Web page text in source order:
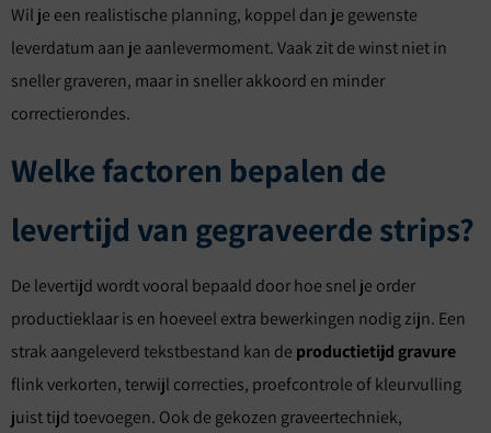
Wil je een realistische planning, koppel dan je gewenste
leverdatum aan je aanlevermoment. Vaak zit de winst niet in
sneller graveren, maar in sneller akkoord en minder
correctierondes.
Welke factoren bepalen de
levertijd van gegraveerde strips?
De levertijd wordt vooral bepaald door hoe snel je order
productieklaar is en hoeveel extra bewerkingen nodig zijn. Een
strak aangeleverd tekstbestand kan de productietijd gravure
flink verkorten, terwijl correcties, proefcontrole of kleurvulling
juist tijd toevoegen. Ook de gekozen graveertechniek,